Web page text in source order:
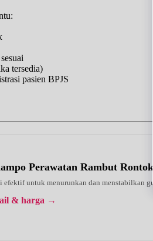
tersedia)
pasien BPJS
Perawatan Rambut Rontok
efektif untuk menurunkan dan menstabilkan
& harga →